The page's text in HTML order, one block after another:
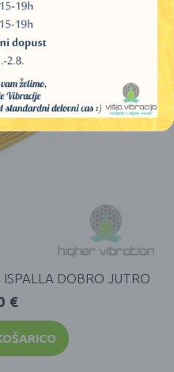
ISPALLA DOBRO JUTRO
€